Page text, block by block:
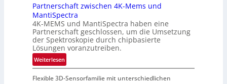
n
L
u
f
t
-
u
-
R
e
g
i
o
n
Partnerschaft zwischen 4K-Mems und
MantiSpectra
4K-MEMS und MantiSpectra haben eine
Partnerschaft geschlossen, um die Umsetzung
der Spektroskopie durch chipbasierte
Lösungen voranzutreiben.
Weiterlesen:
P
a
Flexible 3D-Sensorfamilie mit unterschiedlichen